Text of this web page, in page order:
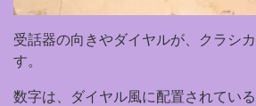
受話器の向きやダイヤルが、クラシ
す。
数字は、ダイヤル風に配置されている